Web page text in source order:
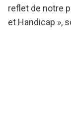
reflet de notre
et Handicap »,